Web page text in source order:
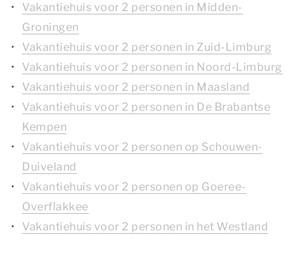
Vakantiehuis voor 2 personen in Midden-
Groningen
Vakantiehuis voor 2 personen in Zuid-Limburg
Vakantiehuis voor 2 personen in Noord-Limburg
Vakantiehuis voor 2 personen in Maasland
Vakantiehuis voor 2 personen in De Brabantse
Kempen
Vakantiehuis voor 2 personen op Schouwen-
Duiveland
Vakantiehuis voor 2 personen op Goeree-
Overflakkee
Vakantiehuis voor 2 personen in het Westland